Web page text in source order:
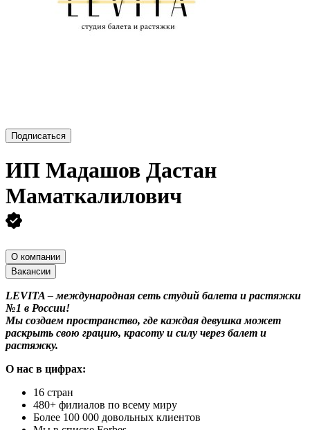
Подписаться
ИП Мадашов Дастан
Маматкалилович
О компании
Вакансии
LEVITA – международная сеть студий балета и растяжки
№1 в России!
Мы создаем пространство, где каждая девушка может
раскрыть свою грацию, красоту и силу через балет и
растяжку.
О нас в цифрах:
16 стран
480+ филиалов по всему миру
Более 100 000 довольных клиентов